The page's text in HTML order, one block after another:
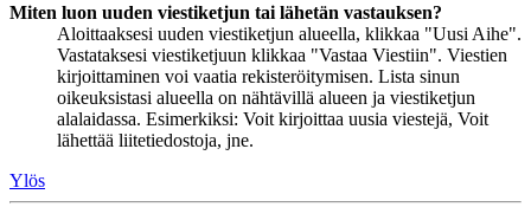
Miten luon uuden viestiketjun tai lähetän vastauksen?
Aloittaaksesi uuden viestiketjun alueella, klikkaa "Uusi Aihe".
Vastataksesi viestiketjuun klikkaa "Vastaa Viestiin". Viestien
kirjoittaminen voi vaatia rekisteröitymisen. Lista sinun
oikeuksistasi alueella on nähtävillä alueen ja viestiketjun
alalaidassa. Esimerkiksi: Voit kirjoittaa uusia viestejä, Voit
lähettää liitetiedostoja, jne.
Ylös